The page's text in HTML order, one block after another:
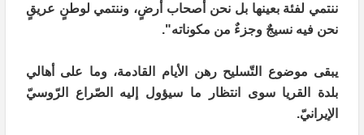
ننتمي لفئة بعينها بل نحن أصحاب أرضٍ، وننتمي لوطنٍ عريقٍ
نحن فيه نسيجٌ وجزءٌ من مكوناته".
يبقى موضوع التّسليح رهن الأيام القادمة، وما على أهالي
بلدة القريا سوى انتظار ما سيؤول إليه الصّراع الرّوسيّ
الإيرانيّ.